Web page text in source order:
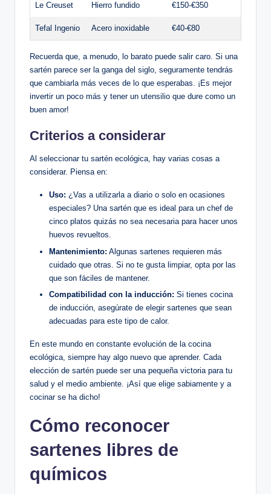
Le Creuset Hierro fundido €150-€350
Tefal Ingenio Acero inoxidable €40-€80
Recuerda que, a menudo, lo barato puede salir caro. Si una
sartén parece ser la ganga del siglo, seguramente tendrás
que cambiarla más veces de lo que esperabas. ¡Es mejor
invertir un poco más y tener un utensilio que dure como un
buen amor!
Criterios a considerar
Al seleccionar tu sartén ecológica, hay varias cosas a
considerar. Piensa en:
Uso: ¿Vas a utilizarla a diario o solo en ocasiones
especiales? Una sartén que es ideal para un chef de
cinco platos quizás no sea necesaria para hacer unos
huevos revueltos.
Mantenimiento: Algunas sartenes requieren más
cuidado que otras. Si no te gusta limpiar, opta por las
que son fáciles de mantener.
Compatibilidad con la inducción: Si tienes cocina
de inducción, asegúrate de elegir sartenes que sean
adecuadas para este tipo de calor.
En este mundo en constante evolución de la cocina
ecológica, siempre hay algo nuevo que aprender. Cada
elección de sartén puede ser una pequeña victoria para tu
salud y el medio ambiente. ¡Así que elige sabiamente y a
cocinar se ha dicho!
Cómo reconocer
sartenes libres de
químicos